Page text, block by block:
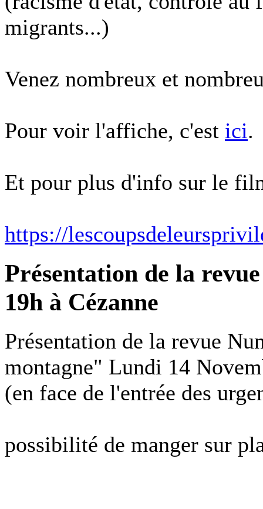
migrants...)
Venez nombreux et
Pour voir l'affiche, c'est ici.
Et pour plus d'info sur le
https://
Présentation de la
19h à Cézanne
Présentation de la revue
montagne" Lundi 14
(en face de l'entrée des
possibilité de manger sur